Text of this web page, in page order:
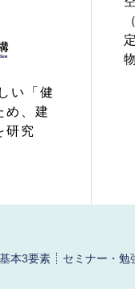
い「健
め、建
研究
本3要素 セミナー・勉